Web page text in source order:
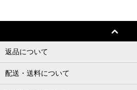
返品について
配送・送料について